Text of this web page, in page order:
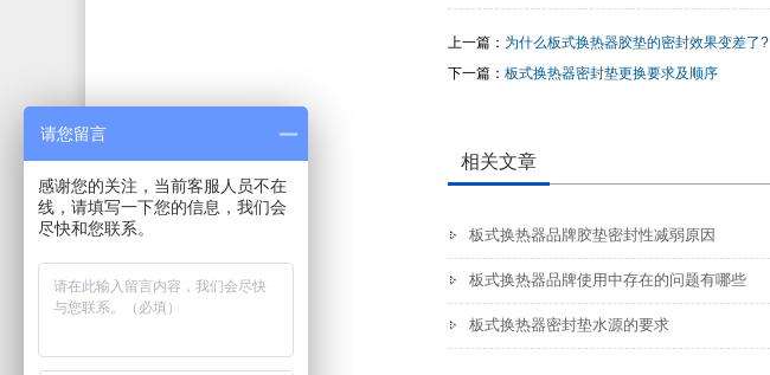
上一篇： 为什么板式换热器胶垫的密封效果变差了?
下一篇： 板式换热器密封垫更换要求及顺序
相关文章
板式换热器品牌胶垫密封性减弱原因
板式换热器品牌使用中存在的问题有哪些
板式换热器密封垫水源的要求
请您留言
感谢您的关注，当前客服人员不在
线，请填写一下您的信息，我们会
尽快和您联系。